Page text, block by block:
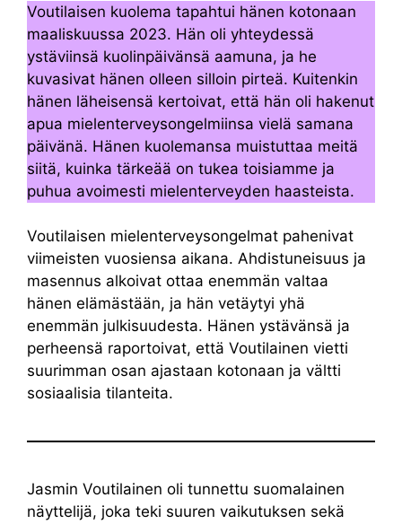
Voutilaisen kuolema tapahtui hänen kotonaan
maaliskuussa 2023. Hän oli yhteydessä
ystäviinsä kuolinpäivänsä aamuna, ja he
kuvasivat hänen olleen silloin pirteä. Kuitenkin
hänen läheisensä kertoivat, että hän oli hakenut
apua mielenterveysongelmiinsa vielä samana
päivänä. Hänen kuolemansa muistuttaa meitä
siitä, kuinka tärkeää on tukea toisiamme ja
puhua avoimesti mielenterveyden haasteista.
Voutilaisen mielenterveysongelmat pahenivat
viimeisten vuosiensa aikana. Ahdistuneisuus ja
masennus alkoivat ottaa enemmän valtaa
hänen elämästään, ja hän vetäytyi yhä
enemmän julkisuudesta. Hänen ystävänsä ja
perheensä raportoivat, että Voutilainen vietti
suurimman osan ajastaan kotonaan ja vältti
sosiaalisia tilanteita.
Jasmin Voutilainen oli tunnettu suomalainen
näyttelijä, joka teki suuren vaikutuksen sekä